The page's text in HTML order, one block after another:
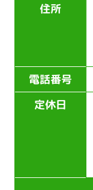
住所
電話番号
定休日